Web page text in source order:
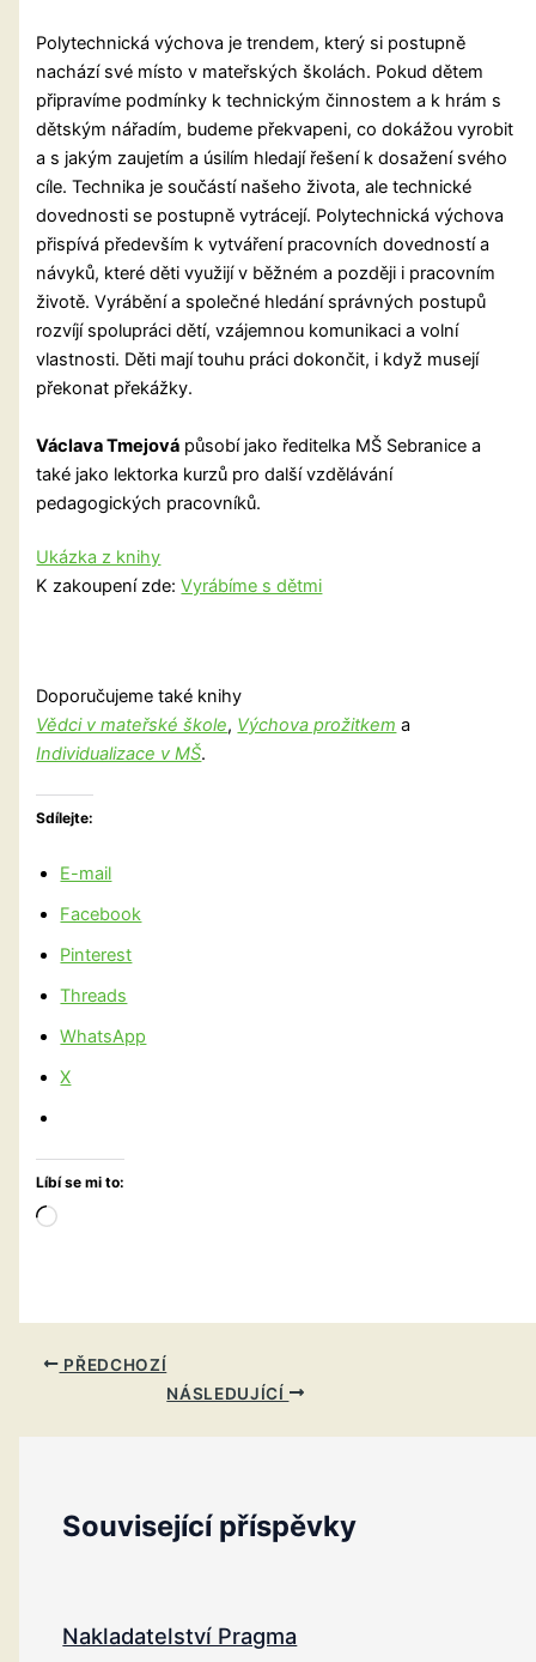
Polytechnická výchova je trendem, který si postupně
nachází své místo v mateřských školách. Pokud dětem
připravíme podmínky k technickým činnostem a k hrám s
dětským nářadím, budeme překvapeni, co dokážou vyrobit
a s jakým zaujetím a úsilím hledají řešení k dosažení svého
cíle. Technika je součástí našeho života, ale technické
dovednosti se postupně vytrácejí. Polytechnická výchova
přispívá především k vytváření pracovních dovedností a
návyků, které děti využijí v běžném a později i pracovním
životě. Vyrábění a společné hledání správných postupů
rozvíjí spolupráci dětí, vzájemnou komunikaci a volní
vlastnosti. Děti mají touhu práci dokončit, i když musejí
překonat překážky.
Václava Tmejová působí jako ředitelka MŠ Sebranice a
také jako lektorka kurzů pro další vzdělávání
pedagogických pracovníků.
Ukázka z knihy
K zakoupení zde:Vyrábíme s dětmi
Doporučujeme také knihy
Vědci v mateřské škole, Výchova prožitkem a
Individualizace v MŠ.
Sdílejte:
E-mail
Facebook
Pinterest
Threads
WhatsApp
X
Líbí se mi to:
Načítání…
PŘEDCHOZÍ
NÁSLEDUJÍCÍ
Související příspěvky
Nakladatelství Pragma